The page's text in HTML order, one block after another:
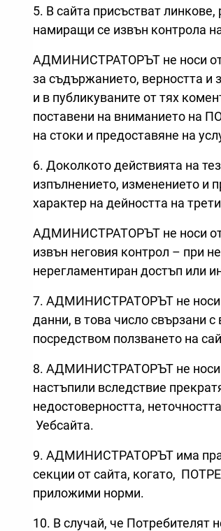
5. В сайта присъстват
намиращи се извън
АДМИНИСТРАТОРЪТ не носи
за съдържанието, верността
и в публикуваните от тях
поставени на вниманието на
на стоки и предоставяне на
6. Доколкото действията на
изпълнението, изменението и
характер на дейността на
АДМИНИСТРАТОРЪТ не носи
извън неговия контрол – при
нерегламентиран достъп или
7. АДМИНИСТРАТОРЪТ не носи
данни, в това число свързани
посредством ползването на
8. АДМИНИСТРАТОРЪТ не носи
настъпили вследствие
недостоверността,
Уебсайта.
9. АДМИНИСТРАТОРЪТ има
секции от сайта, когато,
приложими норми.
10. В случай, че Потребителят